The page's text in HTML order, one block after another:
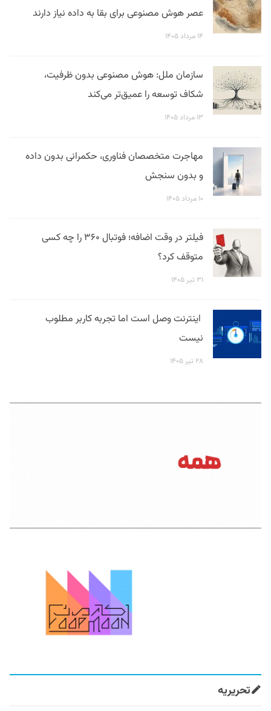
عصر هوش مصنوعی برای بقا به داده نیاز دارند
۱۴ مرداد ۱۴۰۵
سازمان ملل: هوش مصنوعی بدون ظرفیت،
شکاف توسعه را عمیق‌تر می‌کند
۱۳ مرداد ۱۴۰۵
مهاجرت متخصصان فناوری، حکمرانی بدون داده
و بدون سنجش
۱۰ مرداد ۱۴۰۵
فیلتر در وقت اضافه؛ فوتبال ۳۶۰ را چه کسی
متوقف کرد؟
۳۱ تیر ۱۴۰۵
اینترنت وصل است اما تجربه کاربر مطلوب
نیست
۲۸ تیر ۱۴۰۵
تحریریه